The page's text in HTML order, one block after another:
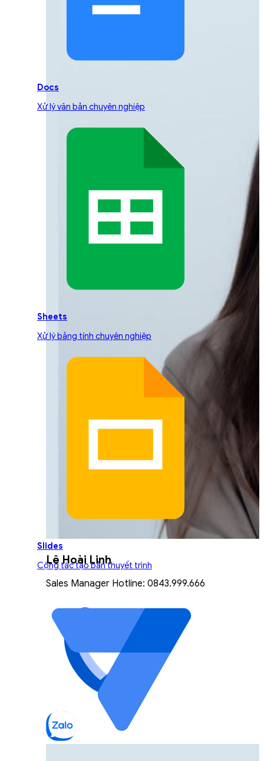
Lê Hoài Linh
Sales Manager Hotline: 0843.999.666
Docs
Xử lý văn bản chuyên nghiệp
Sheets
Xử lý bảng tính chuyên nghiệp
Slides
Cộng tác tạo bản thuyết trình